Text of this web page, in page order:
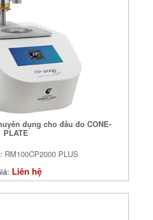
dụng cho đầu đo CONE-
PLATE
RM100CP2000 PLUS
Liên hệ